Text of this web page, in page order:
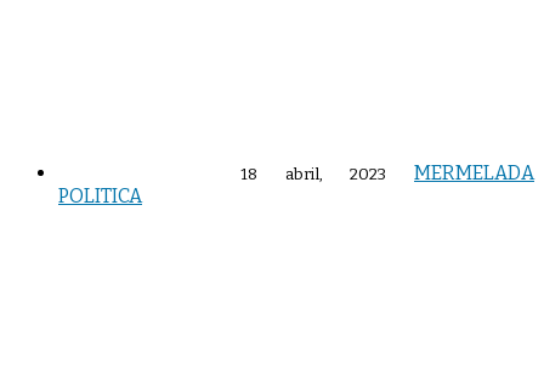
18 abril, 2023
MERMELADA
POLITICA